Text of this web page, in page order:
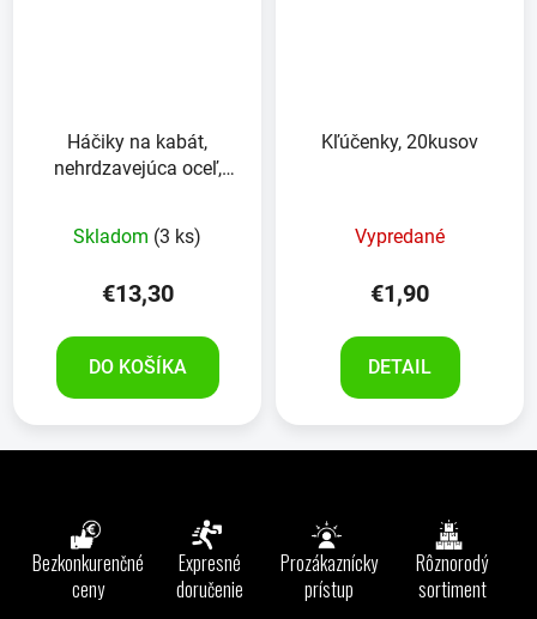
Háčiky na kabát,
nehrdzavejúca oceľ,
Skladom (3 ks)
€13,30
DO KOŠÍKA
Kľúčenky, 20kusov
Vypredané
€1,90
DETAIL
Bezkonkurenčné
ceny
Expresné
doručenie
Prozákaznícky
prístup
Rôznorodý
sortiment